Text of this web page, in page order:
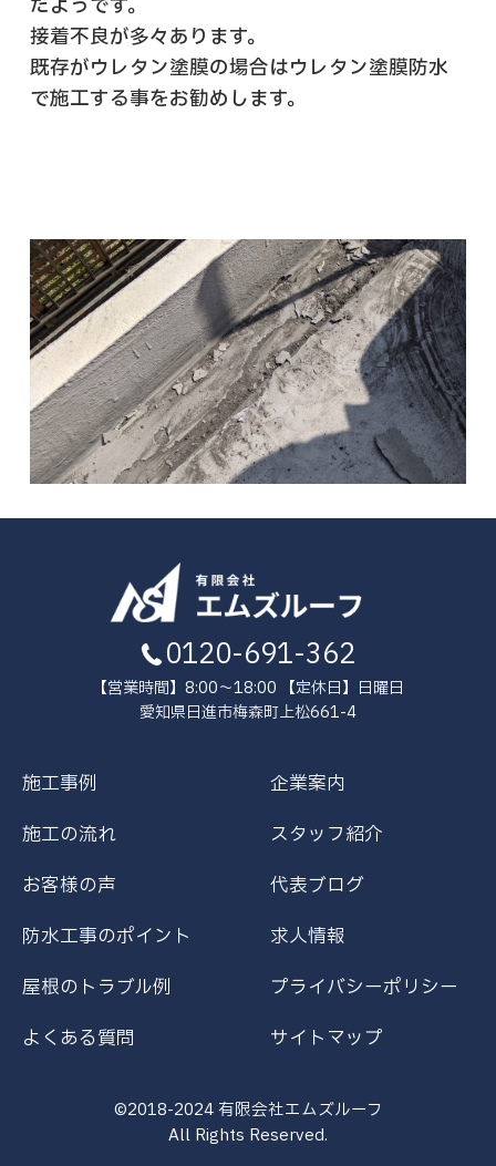
接着不良が多々あります。
既存がウレタン塗膜の場合はウレタン塗膜防水
で施工する事をお勧めします。
0120-691-362
【営業時間】8:00～18:00 【定休日】日曜日
愛知県日進市梅森町上松661-4
施工事例
施工の流れ
お客様の声
防水工事のポイント
屋根のトラブル例
よくある質問
企業案内
スタッフ紹介
代表ブログ
求人情報
プライバシーポリシー
サイトマップ
©2018-2024 有限会社エムズルーフ
All Rights Reserved.